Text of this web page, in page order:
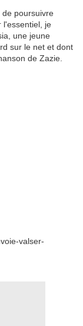
de poursuivre
l'essentiel, je
une jeune
sur le net et dont
de Zazie.
valser-